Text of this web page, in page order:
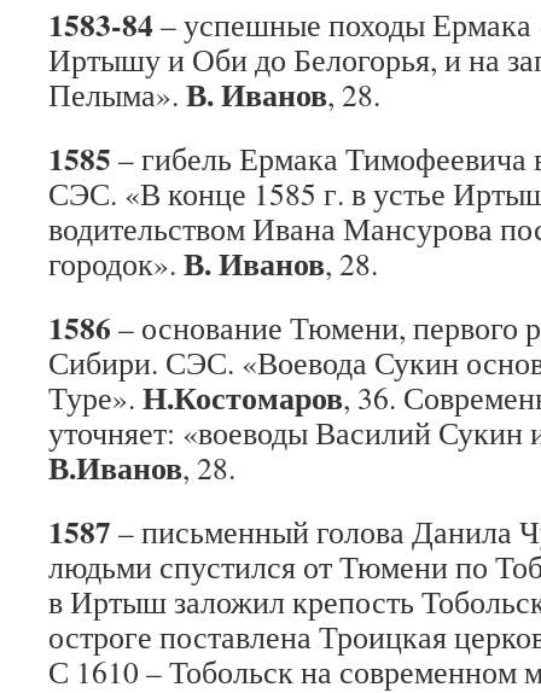
1583-84 – успешные походы Ермака
Иртышу и Оби до Белогорья, и на
Пелыма». В. Иванов, 28.
1585 – гибель Ермака Тимофеевича
СЭС. «В конце 1585 г. в устье
водительством Ивана Мансурова
городок». В. Иванов, 28.
1586 – основание Тюмени, первого
Сибири. СЭС. «Воевода Сукин
Туре». Н.Костомаров, 36.
уточняет: «воеводы Василий
В.Иванов, 28.
1587 – письменный голова Данила
людьми спустился от Тюмени по
в Иртыш заложил крепость
остроге поставлена Троицкая
С 1610 – Тобольск на современном